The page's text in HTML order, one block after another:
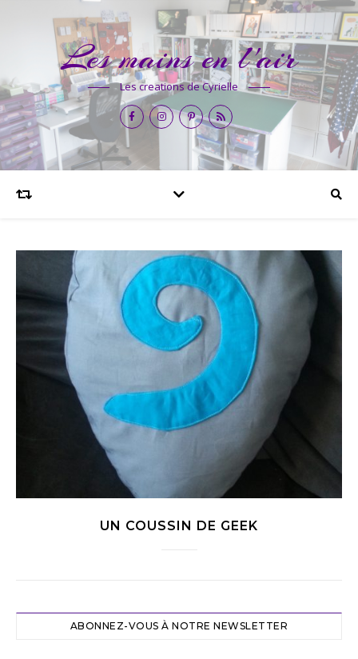
Les mains en l'air
Les creations de Cyrielle
UN COUSSIN DE GEEK
ABONNEZ-VOUS À NOTRE NEWSLETTER